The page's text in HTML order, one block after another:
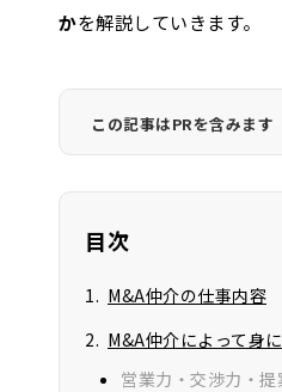
かを解説していきます。
この記事はPRを含みます
た場合にサービスの提供元
取ることがあります。ただ
響を及ぼすことはありません
目次
M&A仲介の仕事内容
M&A仲介によって身
営業力・交渉力・提